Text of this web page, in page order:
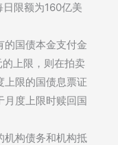
限额为160亿美
的国债本金支付金
上限，则在拍卖
上限的国债息票证
月度上限时赎回国
机构债务和机构抵